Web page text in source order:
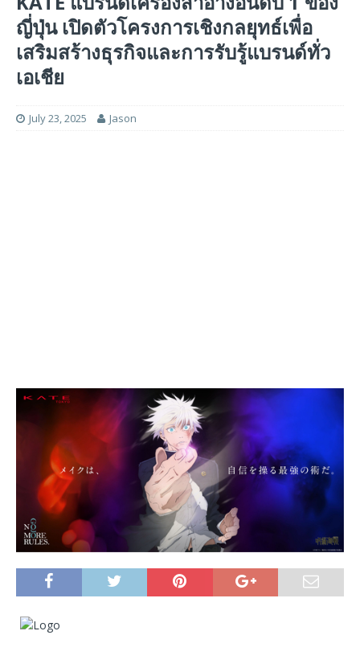
ญี่ปุ่น เปิดตัวโครงการเชิงกลยุทธ์เพื่อ
เสริมสร้างธุรกิจและการรับรู้แบรนด์ทั่ว
เอเชีย
July 23, 2025 Jason